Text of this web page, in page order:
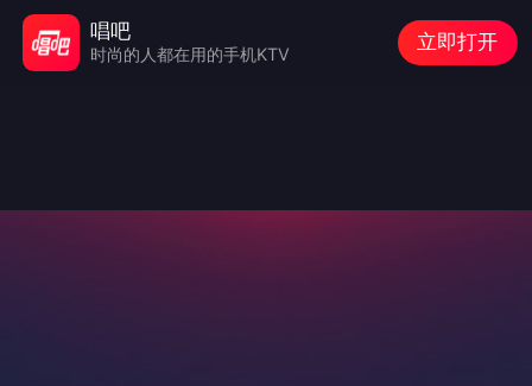
唱吧
时尚的人都在用的手机KTV
立即打开